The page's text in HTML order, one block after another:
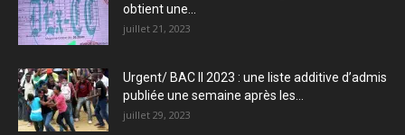
obtient une...
juillet 21, 2023
Urgent/ BAC II 2023 : une liste additive d’admis
publiée une semaine après les...
juillet 29, 2023